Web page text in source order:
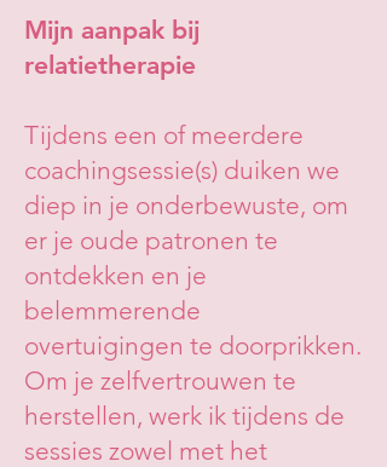
Mijn aanpak bij
relatietherapie
Tijdens een of meerdere
coachingsessie(s) duiken we
diep in je onderbewuste, om
er je oude patronen te
ontdekken en je
belemmerende
overtuigingen te doorprikken.
Om je zelfvertrouwen te
herstellen, werk ik tijdens de
sessies zowel met het